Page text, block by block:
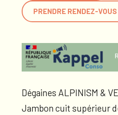
PRENDRE RENDEZ-VOUS
Dégaines ALPINISM &
Jambon cuit supérieur